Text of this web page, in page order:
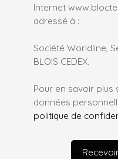
Internet
adressé à :
Société Worldline,
BLOIS CEDEX.
Pour en savoir plus
données
politique de